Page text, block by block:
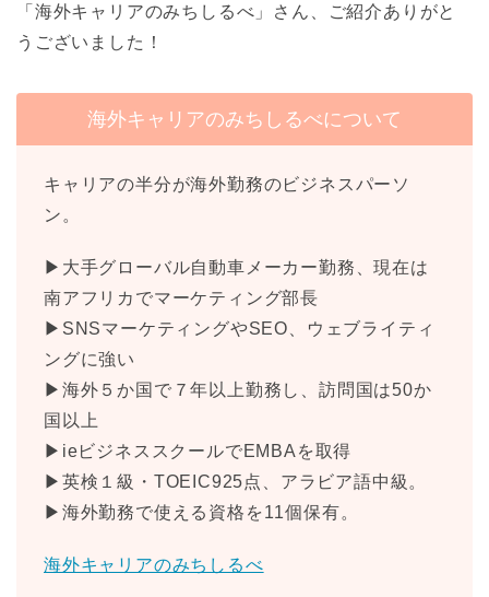
「海外キャリアのみちしるべ」さん、ご紹介ありがと
うございました！
海外キャリアのみちしるべについて
キャリアの半分が海外勤務のビジネスパーソ
ン。
▶大手グローバル自動車メーカー勤務、現在は
南アフリカでマーケティング部長
▶SNSマーケティングやSEO、ウェブライティ
ングに強い
▶海外５か国で７年以上勤務し、訪問国は50か
国以上
▶ieビジネススクールでEMBAを取得
▶英検１級・TOEIC925点、アラビア語中級。
▶海外勤務で使える資格を11個保有。
海外キャリアのみちしるべ